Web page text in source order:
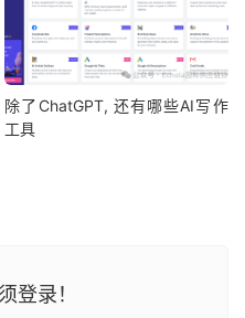
除了ChatGPT, 还有哪些AI写作
工具
登录！